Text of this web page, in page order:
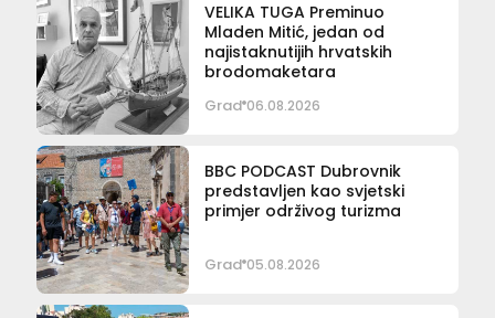
VELIKA TUGA Preminuo
Mladen Mitić, jedan od
najistaknutijih hrvatskih
brodomaketara
Grad 06.08.2026
BBC PODCAST Dubrovnik
predstavljen kao svjetski
primjer održivog turizma
Grad 05.08.2026